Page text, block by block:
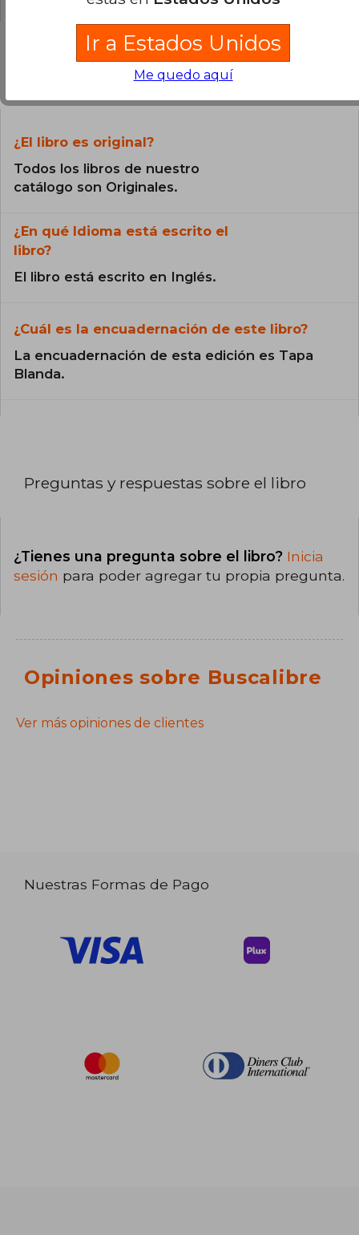
Preguntas frecuentes sobre el libro
¿El libro es original?
Todos los libros de nuestro
catálogo son Originales.
¿En qué Idioma está escrito el
libro?
El libro está escrito en Inglés.
¿Cuál es la encuadernación de este libro?
La encuadernación de esta edición es Tapa
Blanda.
Preguntas y respuestas sobre el libro
¿Tienes una pregunta sobre el libro? Inicia
sesión para poder agregar tu propia pregunta.
Opiniones sobre Buscalibre
Ver más opiniones de clientes
Nuestras Formas de Pago
Ir a Estados Unidos
Me quedo aquí